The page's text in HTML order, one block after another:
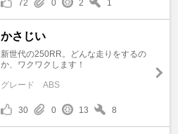
72 0 2 1
かさじい
新世代の250RR。どんな走りをするの
か、ワクワクします！
グレード ABS
30 0 13 8